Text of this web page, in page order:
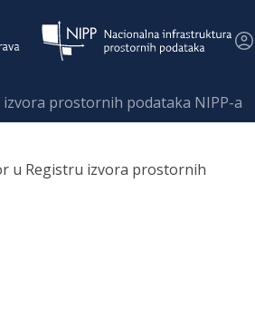
izvora prostornih podataka NIPP-a
u Registru izvora prostornih